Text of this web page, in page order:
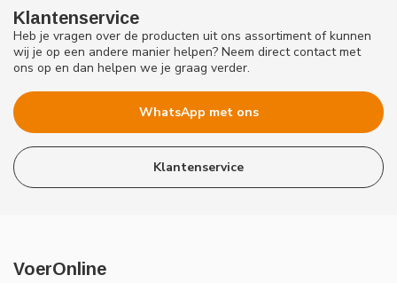
Klantenservice
Heb je vragen over de producten uit ons assortiment of kunnen
wij je op een andere manier helpen? Neem direct contact met
ons op en dan helpen we je graag verder.
WhatsApp met ons
Klantenservice
VoerOnline